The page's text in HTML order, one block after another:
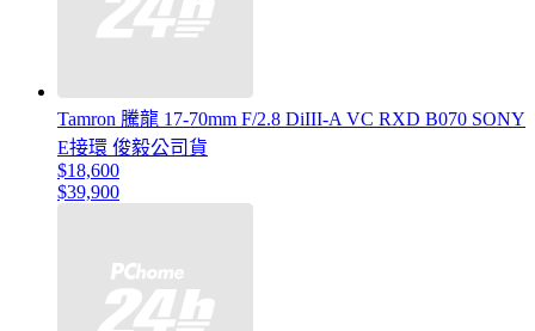
Tamron 騰龍 17-70mm F/2.8 DiIII-A VC RXD B070 SONY
E接環 俊毅公司貨
$18,600
$39,900